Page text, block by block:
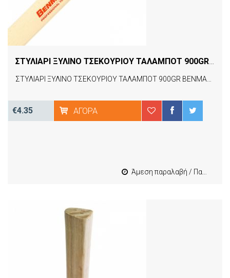
€4.35 ΑΓΟΡΆ
Άμεση παραλαβή / Παράδοση 1-3 εργασιμες